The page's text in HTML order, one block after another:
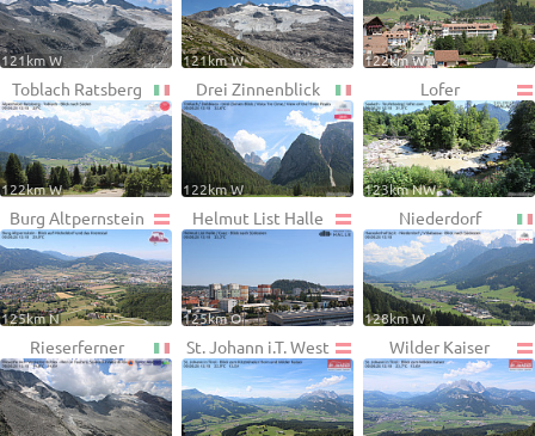
121km W 121km W 122km W
Toblach Ratsberg
122km W
Drei Zinnenblick
122km W
Lofer
123km NW
Burg Altpernstein
125km N
Helmut List Halle
125km O
Niederdorf
128km W
Rieserferner St. Johann i.T. West Wilder Kaiser